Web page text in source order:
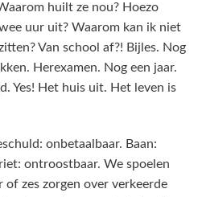
huilt ze nou? Hoezo
uur uit? Waarom kan ik niet
Van school af?! Bijles. Nog
Herexamen. Nog een jaar.
Yes! Het huis uit. Het leven is
onbetaalbaar. Baan:
ontroostbaar. We spoelen
of zes zorgen over verkeerde